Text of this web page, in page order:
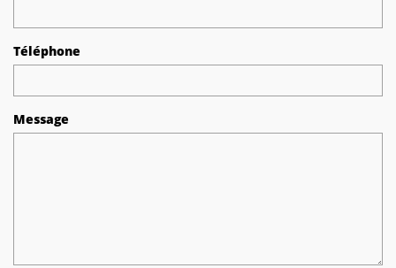
Téléphone
Message